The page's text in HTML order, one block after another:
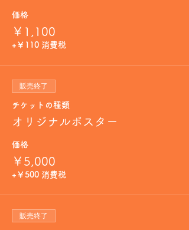
価格
￥1,100
+￥110 消費税
販売終了
チケットの種類
オリジナルポスター
価格
￥5,000
+￥500 消費税
販売終了